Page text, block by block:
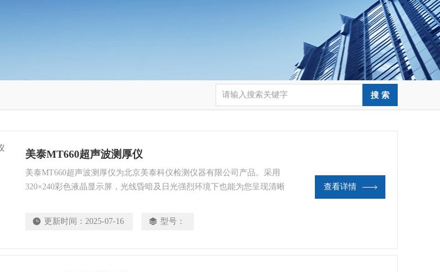
美泰MT660超声波测厚仪
美泰MT660超声波测厚仪为北京美泰科仪检测仪器有限公司产品。采用
320×240彩色液晶显示屏，光线昏暗及日光强烈环境下也能为您呈现清晰
境中的油污、粉尘而设计的测厚仪。
更新时间： 2025-07-16 型号：
查看详情